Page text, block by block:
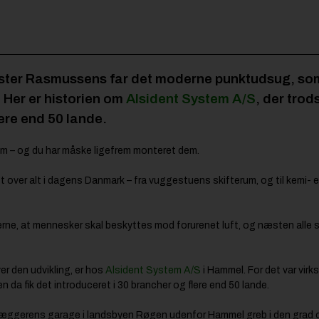
Rasmussens far det moderne punktudsug,
er historien om Alsident System A/S, der
end 50 lande.
– og du har måske ligefrem monteret dem.
alt i dagens Danmark – fra vuggestuens skifterum, og til kemi-
at mennesker skal beskyttes mod forurenet luft, og næsten alle
den udvikling, er hos Alsident System A/S i Hammel. For det var
da fik det introduceret i 30 brancher og flere end 50 lande.
garage i landsbyen Røgen udenfor Hammel greb i den